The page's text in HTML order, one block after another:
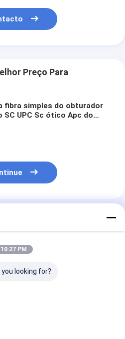
Preço Para
fibra simples do obturador
SC UPC Sc ótico Apc do
10:27 PM
looking for?